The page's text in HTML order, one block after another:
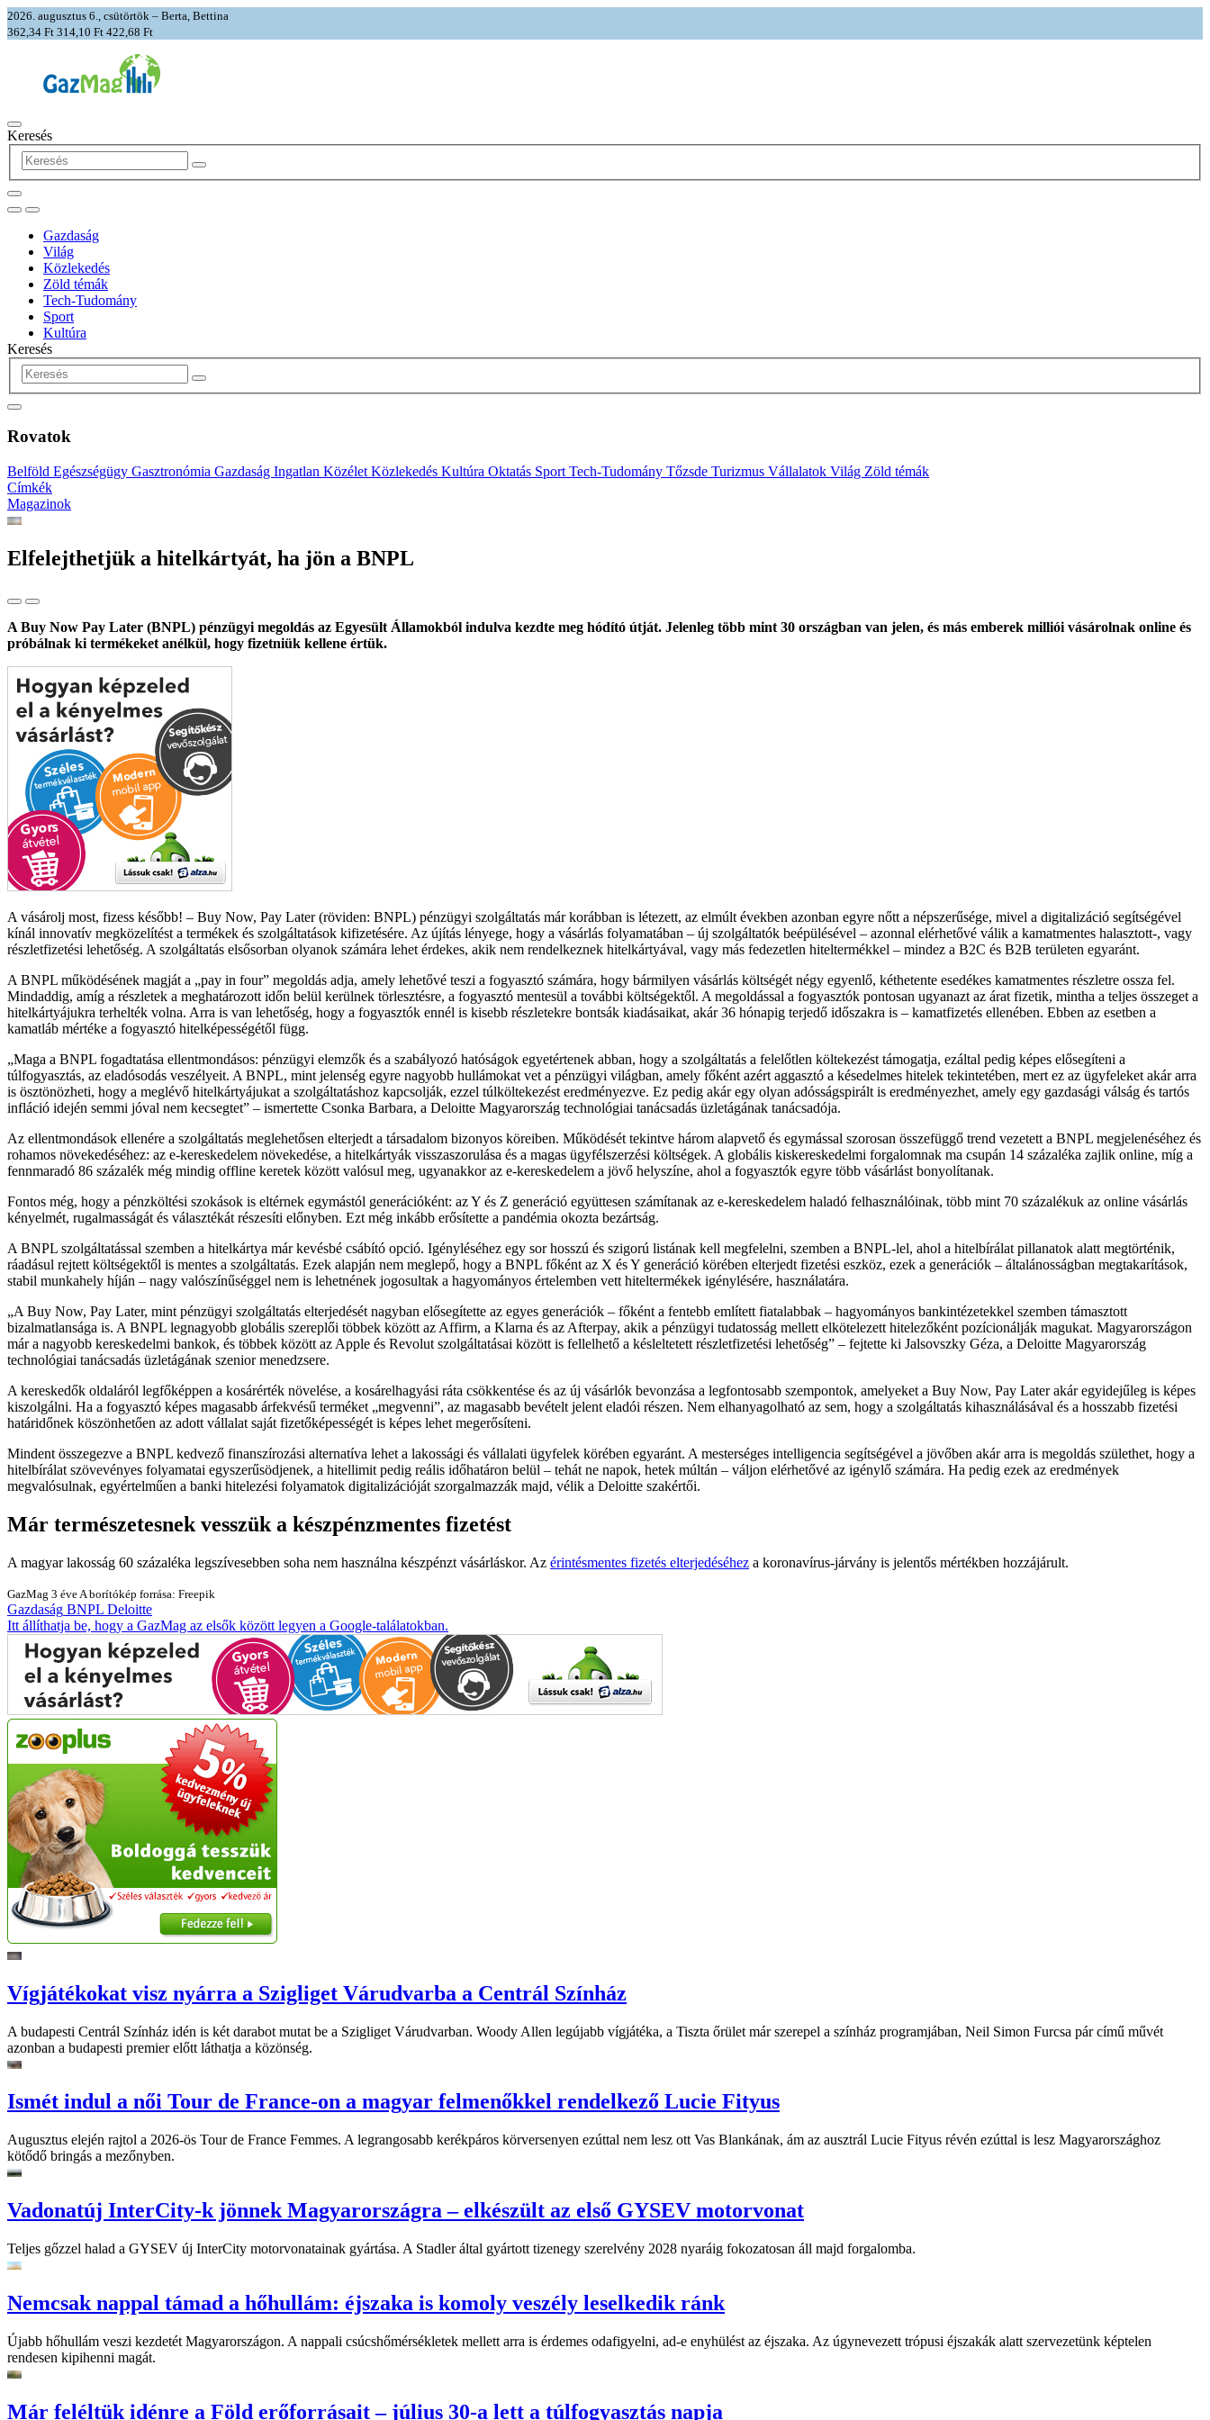
2026. augusztus 6., csütörtök – Berta, Bettina
362,34 Ft 314,10 Ft 422,68 Ft
Keresés
Gazdaság
Világ
Közlekedés
Zöld témák
Tech-Tudomány
Sport
Kultúra
Keresés
Rovatok
Belföld Egészségügy Gasztronómia Gazdaság Ingatlan Közélet Közlekedés Kultúra Oktatás Sport Tech-Tudomány Tőzsde Turizmus Vállalatok Világ Zöld témák
Címkék
Magazinok
Elfelejthetjük a hitelkártyát, ha jön a BNPL
A Buy Now Pay Later (BNPL) pénzügyi megoldás az Egyesült Államokból indulva kezdte meg hódító útját. Jelenleg több mint 30 országban van jelen, és más emberek milliói vásárolnak online és
próbálnak ki termékeket anélkül, hogy fizetniük kellene értük.
A vásárolj most, fizess később! – Buy Now, Pay Later (röviden: BNPL) pénzügyi szolgáltatás már korábban is létezett, az elmúlt években azonban egyre nőtt a népszerűsége, mivel a digitalizáció segítségével
kínál innovatív megközelítést a termékek és szolgáltatások kifizetésére. Az újítás lényege, hogy a vásárlás folyamatában – új szolgáltatók beépülésével – azonnal elérhetővé válik a kamatmentes halasztott-, vagy
részletfizetési lehetőség. A szolgáltatás elsősorban olyanok számára lehet érdekes, akik nem rendelkeznek hitelkártyával, vagy más fedezetlen hiteltermékkel – mindez a B2C és B2B területen egyaránt.
A BNPL működésének magját a „pay in four” megoldás adja, amely lehetővé teszi a fogyasztó számára, hogy bármilyen vásárlás költségét négy egyenlő, kéthetente esedékes kamatmentes részletre ossza fel.
Mindaddig, amíg a részletek a meghatározott időn belül kerülnek törlesztésre, a fogyasztó mentesül a további költségektől. A megoldással a fogyasztók pontosan ugyanazt az árat fizetik, mintha a teljes összeget a
hitelkártyájukra terhelték volna. Arra is van lehetőség, hogy a fogyasztók ennél is kisebb részletekre bontsák kiadásaikat, akár 36 hónapig terjedő időszakra is – kamatfizetés ellenében. Ebben az esetben a
kamatláb mértéke a fogyasztó hitelképességétől függ.
Maga a BNPL fogadtatása ellentmondásos: pénzügyi elemzők és a szabályozó hatóságok egyetértenek abban, hogy a szolgáltatás a felelőtlen költekezést támogatja, ezáltal pedig képes elősegíteni a
túlfogyasztás, az eladósodás veszélyeit. A BNPL, mint jelenség egyre nagyobb hullámokat vet a pénzügyi világban, amely főként azért aggasztó a késedelmes hitelek tekintetében, mert ez az ügyfeleket akár arra
is ösztönözheti, hogy a meglévő hitelkártyájukat a szolgáltatáshoz kapcsolják, ezzel túlköltekezést eredményezve. Ez pedig akár egy olyan adósságspirált is eredményezhet, amely egy gazdasági válság és tartós
infláció idején semmi jóval nem kecsegtet
– ismertette Csonka Barbara, a Deloitte Magyarország technológiai tanácsadás üzletágának tanácsadója.
Az ellentmondások ellenére a szolgáltatás meglehetősen elterjedt a társadalom bizonyos köreiben. Működését tekintve három alapvető és egymással szorosan összefüggő trend vezetett a BNPL megjelenéséhez és
rohamos növekedéséhez: az e-kereskedelem növekedése, a hitelkártyák visszaszorulása és a magas ügyfélszerzési költségek. A globális kiskereskedelmi forgalomnak ma csupán 14 százaléka zajlik online, míg a
fennmaradó 86 százalék még mindig offline keretek között valósul meg, ugyanakkor az e-kereskedelem a jövő helyszíne, ahol a fogyasztók egyre több vásárlást bonyolítanak.
Fontos még, hogy a pénzköltési szokások is eltérnek egymástól generációként: az Y és Z generáció együttesen számítanak az e-kereskedelem haladó felhasználóinak, több mint 70 százalékuk az online vásárlás
kényelmét, rugalmasságát és választékát részesíti előnyben. Ezt még inkább erősítette a pandémia okozta bezártság.
A BNPL szolgáltatással szemben a hitelkártya már kevésbé csábító opció. Igényléséhez egy sor hosszú és szigorú listának kell megfelelni, szemben a BNPL-lel, ahol a hitelbírálat pillanatok alatt megtörténik,
ráadásul rejtett költségektől is mentes a szolgáltatás. Ezek alapján nem meglepő, hogy a BNPL főként az X és Y generáció körében elterjedt fizetési eszköz, ezek a generációk – általánosságban megtakarítások,
stabil munkahely híján – nagy valószínűséggel nem is lehetnének jogosultak a hagyományos értelemben vett hiteltermékek igénylésére, használatára.
A Buy Now, Pay Later, mint pénzügyi szolgáltatás elterjedését nagyban elősegítette az egyes generációk – főként a fentebb említett fiatalabbak – hagyományos bankintézetekkel szemben támasztott
bizalmatlansága is. A BNPL legnagyobb globális szereplői többek között az Affirm, a Klarna és az Afterpay, akik a pénzügyi tudatosság mellett elkötelezett hitelezőként pozícionálják magukat. Magyarországon
már a nagyobb kereskedelmi bankok, és többek között az Apple és Revolut szolgáltatásai között is fellelhető a késleltetett részletfizetési lehetőség
– fejtette ki Jalsovszky Géza, a Deloitte Magyarország
technológiai tanácsadás üzletágának szenior menedzsere.
A kereskedők oldaláról legfőképpen a kosárérték növelése, a kosárelhagyási ráta csökkentése és az új vásárlók bevonzása a legfontosabb szempontok, amelyeket a Buy Now, Pay Later akár egyidejűleg is képes
kiszolgálni. Ha a fogyasztó képes magasabb árfekvésű terméket „megvenni”, az magasabb bevételt jelent eladói részen. Nem elhanyagolható az sem, hogy a szolgáltatás kihasználásával és a hosszabb fizetési
határidőnek köszönhetően az adott vállalat saját fizetőképességét is képes lehet megerősíteni.
Mindent összegezve a BNPL kedvező finanszírozási alternatíva lehet a lakossági és vállalati ügyfelek körében egyaránt. A mesterséges intelligencia segítségével a jövőben akár arra is megoldás születhet, hogy a
hitelbírálat szövevényes folyamatai egyszerűsödjenek, a hitellimit pedig reális időhatáron belül – tehát ne napok, hetek múltán – váljon elérhetővé az igénylő számára. Ha pedig ezek az eredmények
megvalósulnak, egyértelműen a banki hitelezési folyamatok digitalizációját szorgalmazzák majd, vélik a Deloitte szakértői.
Már természetesnek vesszük a készpénzmentes fizetést
A magyar lakosság 60 százaléka legszívesebben soha nem használna készpénzt vásárláskor. Az érintésmentes fizetés elterjedéséhez a koronavírus-járvány is jelentős mértékben hozzájárult.
GazMag 3 éve A borítókép forrása: Freepik
Gazdaság BNPL Deloitte
Itt állíthatja be, hogy a GazMag az elsők között legyen a Google-találatokban.
Vígjátékokat visz nyárra a Szigliget Várudvarba a Centrál Színház
A budapesti Centrál Színház idén is két darabot mutat be a Szigliget Várudvarban. Woody Allen legújabb vígjátéka, a Tiszta őrület már szerepel a színház programjában, Neil Simon Furcsa pár című művét
azonban a budapesti premier előtt láthatja a közönség.
Ismét indul a női Tour de France-on a magyar felmenőkkel rendelkező Lucie Fityus
Augusztus elején rajtol a 2026-ös Tour de France Femmes. A legrangosabb kerékpáros körversenyen ezúttal nem lesz ott Vas Blankának, ám az ausztrál Lucie Fityus révén ezúttal is lesz Magyarországhoz
kötődő bringás a mezőnyben.
Vadonatúj InterCity-k jönnek Magyarországra – elkészült az első GYSEV motorvonat
Teljes gőzzel halad a GYSEV új InterCity motorvonatainak gyártása. A Stadler által gyártott tizenegy szerelvény 2028 nyaráig fokozatosan áll majd forgalomba.
Nemcsak nappal támad a hőhullám: éjszaka is komoly veszély leselkedik ránk
Újabb hőhullám veszi kezdetét Magyarországon. A nappali csúcshőmérsékletek mellett arra is érdemes odafigyelni, ad-e enyhülést az éjszaka. Az úgynevezett trópusi éjszakák alatt szervezetünk képtelen
rendesen kipihenni magát.
Már feléltük idénre a Föld erőforrásait – július 30-a lett a túlfogyasztás napja